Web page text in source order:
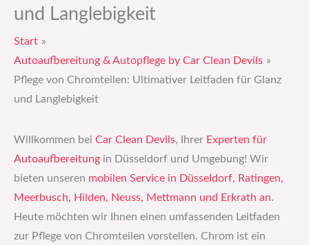
und Langlebigkeit
Start
Autoaufbereitung & Autopflege by Car Clean Devils
Pflege von Chromteilen: Ultimativer Leitfaden für Glanz
und Langlebigkeit
Willkommen bei Car Clean Devils, Ihrer Experten für
Autoaufbereitung in Düsseldorf und Umgebung! Wir
bieten unseren mobilen Service in Düsseldorf, Ratingen,
Meerbusch, Hilden, Neuss, Mettmann und Erkrath an.
Heute möchten wir Ihnen einen umfassenden Leitfaden
zur Pflege von Chromteilen vorstellen. Chrom ist ein